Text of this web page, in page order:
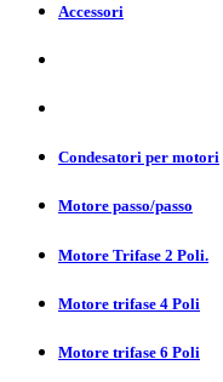
Accessori
Condesatori per motori
Motore passo/passo
Motore Trifase 2 Poli.
Motore trifase 4 Poli
Motore trifase 6 Poli